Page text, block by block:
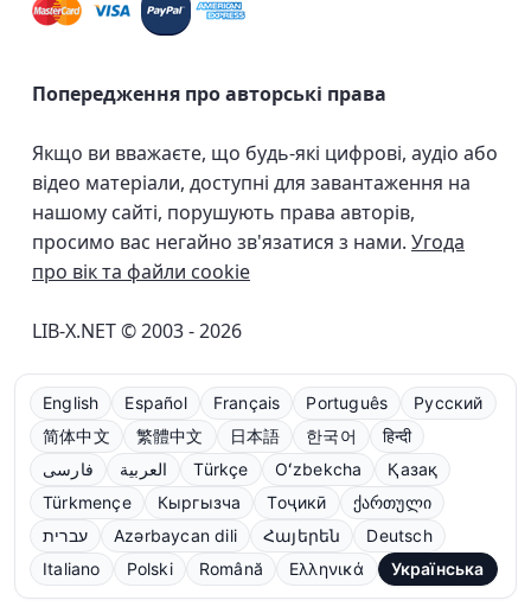
Попередження про авторські права
Якщо ви вважаєте, що будь-які цифрові, аудіо або
відео матеріали, доступні для завантаження на
нашому сайті, порушують права авторів,
просимо вас негайно зв'язатися з нами. Угода
про вік та файли cookie
LIB-X.NET © 2003 - 2026
English Español Français Português
Русский
简体中文
繁體中文 日本語 한국어
हिन्दी
فارسی
العربية Türkçe Oʻzbekcha
Қазақ
Türkmençe
Кыргызча Тоҷикӣ
ქართული
עברית
Azərbaycan dili Հայերեն
Deutsch
Italiano
Polski Română Ελληνικά Українська